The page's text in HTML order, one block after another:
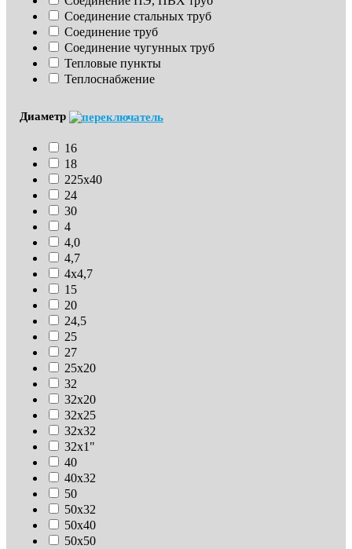
Соединение стальных труб
Соединение труб
Соединение чугунных труб
Тепловые пункты
Теплоснабжение
Диаметр
16
18
225х40
24
30
4
4,0
4,7
4х4,7
15
20
24,5
25
27
25х20
32
32х20
32х25
32х32
32х1"
40
40х32
50
50х32
50х40
50х50